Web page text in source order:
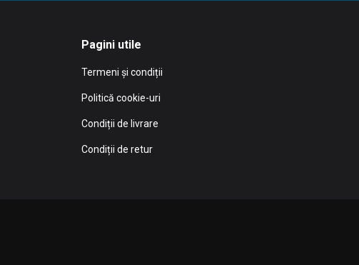
Pagini utile
Termeni și condiții
Politică cookie-uri
Condiții de livrare
Condiții de retur